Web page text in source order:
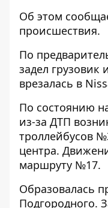
Об этом
происшествия.
По
задел грузовик
врезалась в
По состоянию
из-за ДТП
троллейбусов
центра.
маршруту №17.
Образовалась
Подгородного.